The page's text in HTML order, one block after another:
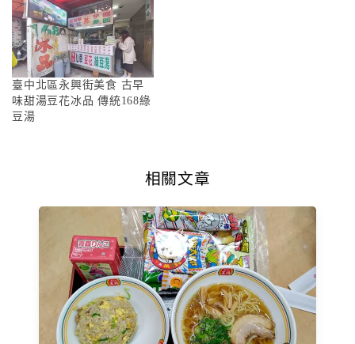
臺中北區永興街美食 古早
味甜湯豆花冰品 傳統168綠
豆湯
相關文章